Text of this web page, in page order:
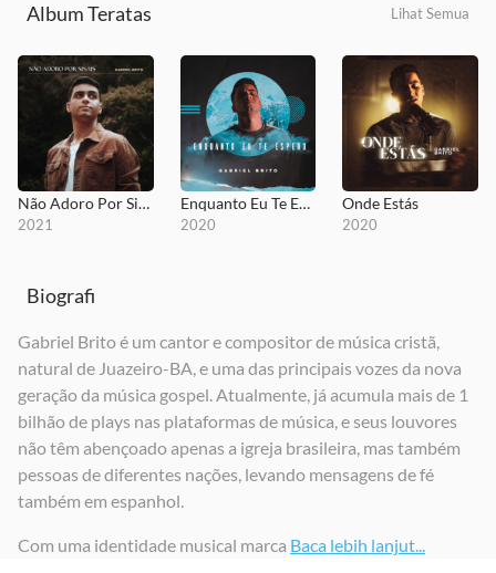
Album Teratas Lihat Semua
Não Adoro Por Sinais
2021
Enquanto Eu Te Espero
2020
Onde Estás
2020
2021
Grande é o Senhor
2021 2021
Biografi
Gabriel Brito é um cantor e compositor de música cristã,
natural de Juazeiro-BA, e uma das principais vozes da nova
geração da música gospel. Atualmente, já acumula mais de 1
bilhão de plays nas plataformas de música, e seus louvores
não têm abençoado apenas a igreja brasileira, mas também
pessoas de diferentes nações, levando mensagens de fé
também em espanhol.
Com uma identidade musical marca Baca lebih lanjut...